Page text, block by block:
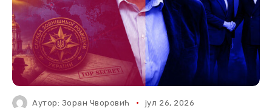
Аутор: Зоран Чворовић јул 26, 2026